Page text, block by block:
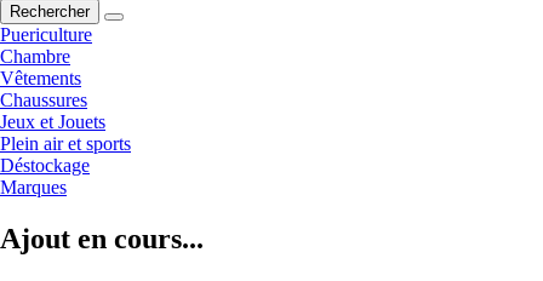
Rechercher
Puericulture
Chambre
Vêtements
Chaussures
Jeux et Jouets
Plein air et sports
Déstockage
Marques
Ajout en cours...